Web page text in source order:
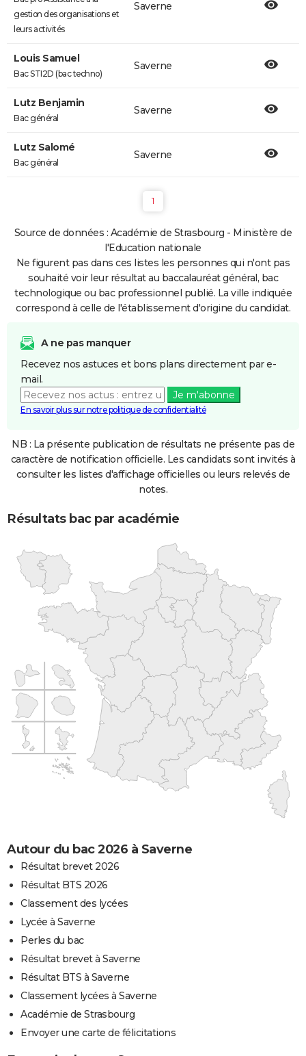
gestion des organisations et
leurs activités
Saverne
Louis Samuel
Bac STI2D (bac techno)
Saverne
Lutz Benjamin
Bac général
Saverne
Lutz Salomé
Bac général
Saverne
1
Source de données : Académie de Strasbourg - Ministère de
l'Education nationale
Ne figurent pas dans ces listes les personnes qui n'ont pas
souhaité voir leur résultat au baccalauréat général, bac
technologique ou bac professionnel publié. La ville indiquée
correspond à celle de l'établissement d'origine du candidat.
A ne pas manquer
Recevez nos astuces et bons plans directement par e-
mail.
Je m'abonne
En savoir plus sur notre politique de confidentialité
NB : La présente publication de résultats ne présente pas de
caractère de notification officielle. Les candidats sont invités à
consulter les listes d'affichage officielles ou leurs relevés de
notes.
Résultats bac par académie
Autour du bac 2026 à Saverne
Résultat brevet 2026
Résultat BTS 2026
Classement des lycées
Lycée à Saverne
Perles du bac
Résultat brevet à Saverne
Résultat BTS à Saverne
Classement lycées à Saverne
Académie de Strasbourg
Envoyer une carte de félicitations